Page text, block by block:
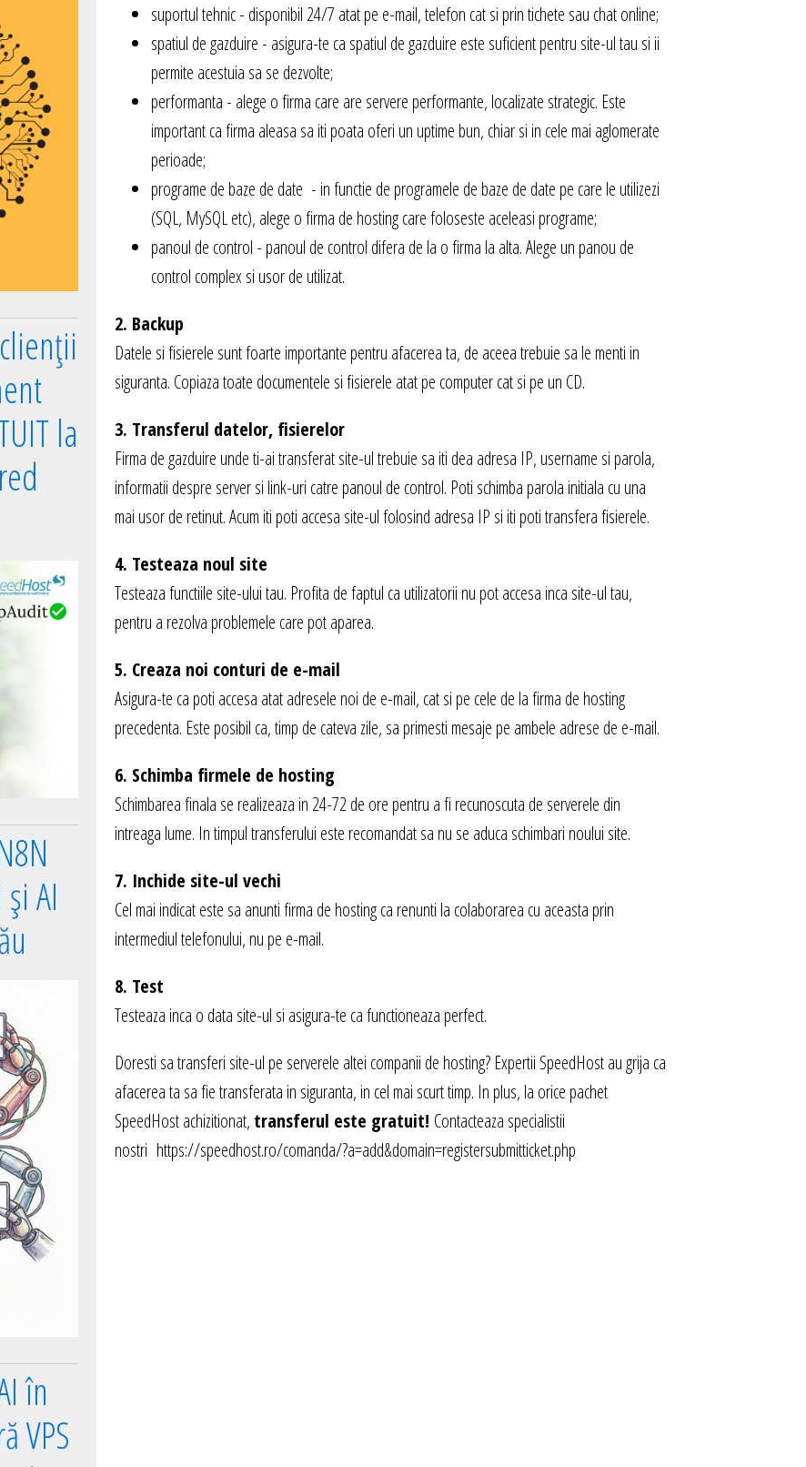
la
AI
în
VPS
suportul tehnic - disponibil 24/7 atat pe e-mail, telefon cat si prin tichete sau chat online;
spatiul de gazduire - asigura-te ca spatiul de gazduire este suficient pentru site-ul tau si ii
permite acestuia sa se dezvolte;
performanta - alege o firma care are servere performante, localizate strategic. Este
important ca firma aleasa sa iti poata oferi un uptime bun, chiar si in cele mai aglomerate
perioade;
programe de baze de date - in functie de programele de baze de date pe care le utilizezi
(SQL, MySQL etc), alege o firma de hosting care foloseste aceleasi programe;
panoul de control - panoul de control difera de la o firma la alta. Alege un panou de
control complex si usor de utilizat.
2. Backup
Datele si fisierele sunt foarte importante pentru afacerea ta, de aceea trebuie sa le menti in
siguranta. Copiaza toate documentele si fisierele atat pe computer cat si pe un CD.
3. Transferul datelor, fisierelor
Firma de gazduire unde ti-ai transferat site-ul trebuie sa iti dea adresa IP, username si parola,
informatii despre server si link-uri catre panoul de control. Poti schimba parola initiala cu una
mai usor de retinut. Acum iti poti accesa site-ul folosind adresa IP si iti poti transfera fisierele.
4. Testeaza noul site
Testeaza functiile site-ului tau. Profita de faptul ca utilizatorii nu pot accesa inca site-ul tau,
pentru a rezolva problemele care pot aparea.
5. Creaza noi conturi de e-mail
Asigura-te ca poti accesa atat adresele noi de e-mail, cat si pe cele de la firma de hosting
precedenta. Este posibil ca, timp de cateva zile, sa primesti mesaje pe ambele adrese de e-mail.
6. Schimba firmele de hosting
Schimbarea finala se realizeaza in 24-72 de ore pentru a fi recunoscuta de serverele din
intreaga lume. In timpul transferului este recomandat sa nu se aduca schimbari noului site.
7. Inchide site-ul vechi
Cel mai indicat este sa anunti firma de hosting ca renunti la colaborarea cu aceasta prin
intermediul telefonului, nu pe e-mail.
8. Test
Testeaza inca o data site-ul si asigura-te ca functioneaza perfect.
Doresti sa transferi site-ul pe serverele altei companii de hosting? Expertii SpeedHost au grija ca
afacerea ta sa fie transferata in siguranta, in cel mai scurt timp. In plus, la orice pachet
SpeedHost achizitionat, transferul este gratuit! Contacteaza specialistii
nostri https://speedhost.ro/comanda/?a=add&domain=registersubmitticket.php